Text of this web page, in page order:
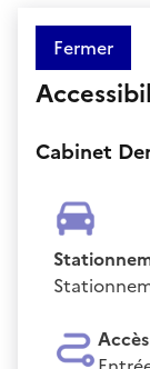
Fermer
Cabinet
Accès